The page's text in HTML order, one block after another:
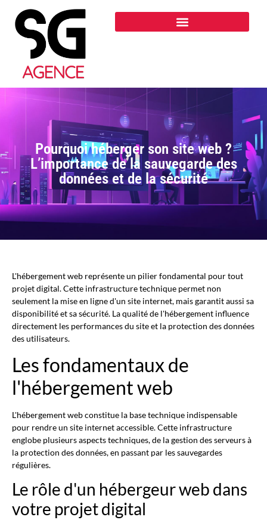
Pourquoi héberger son site web ?
L’importance de la sauvegarde des
données et de la sécurité
L'hébergement web représente un pilier fondamental pour tout
projet digital. Cette infrastructure technique permet non
seulement la mise en ligne d'un site internet, mais garantit aussi sa
disponibilité et sa sécurité. La qualité de l'hébergement influence
directement les performances du site et la protection des données
des utilisateurs.
Les fondamentaux de
l'hébergement web
L'hébergement web constitue la base technique indispensable
pour rendre un site internet accessible. Cette infrastructure
englobe plusieurs aspects techniques, de la gestion des serveurs à
la protection des données, en passant par les sauvegardes
régulières.
Le rôle d'un hébergeur web dans
votre projet digital